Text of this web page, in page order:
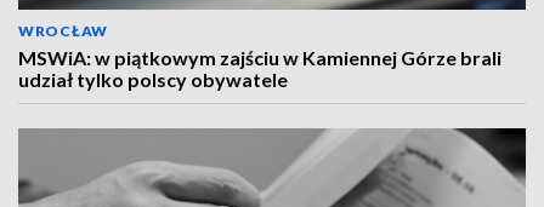
WROCŁAW
MSWiA: w piątkowym zajściu w Kamiennej Górze brali
udział tylko polscy obywatele